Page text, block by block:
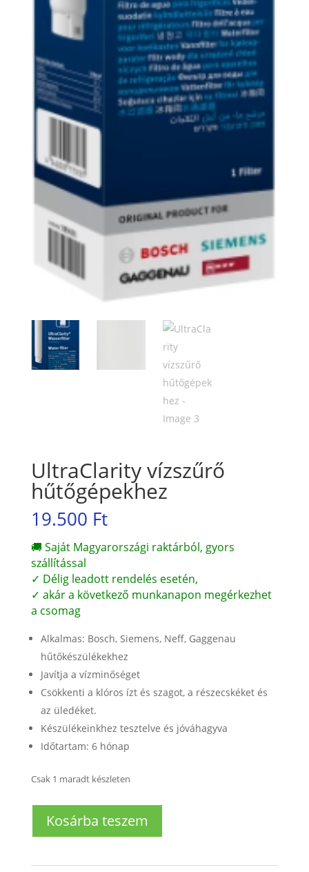
UltraClarity vízszűrő
hűtőgépekhez
19.500 Ft
🚚 Saját Magyarországi raktárból, gyors
szállítással
✓ Délig leadott rendelés esetén,
✓ akár a következő munkanapon megérkezhet
a csomag
Alkalmas: Bosch, Siemens, Neff, Gaggenau
hűtőkészülékekhez
Javítja a vízminőséget
Csökkenti a klóros ízt és szagot, a részecskéket és
az üledéket.
Készülékeinkhez tesztelve és jóváhagyva
Időtartam: 6 hónap
Csak 1 maradt készleten
vízszűrő
Kosárba teszem